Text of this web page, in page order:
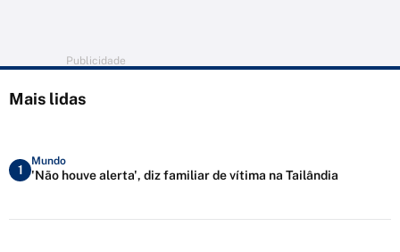
Publicidade
Mais lidas
1
Mundo
'Não houve alerta', diz familiar de vítima na Tailândia